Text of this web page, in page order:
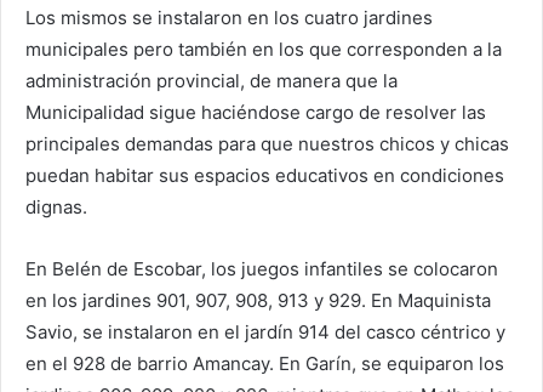
Los mismos se instalaron en los cuatro jardines
municipales pero también en los que corresponden a la
administración provincial, de manera que la
Municipalidad sigue haciéndose cargo de resolver las
principales demandas para que nuestros chicos y chicas
puedan habitar sus espacios educativos en condiciones
dignas.
En Belén de Escobar, los juegos infantiles se colocaron
en los jardines 901, 907, 908, 913 y 929. En Maquinista
Savio, se instalaron en el jardín 914 del casco céntrico y
en el 928 de barrio Amancay. En Garín, se equiparon los